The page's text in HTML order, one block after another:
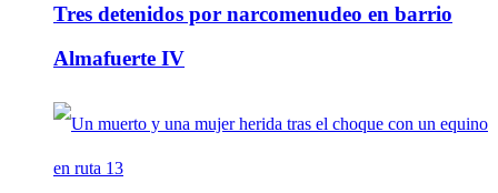
Tres detenidos por narcomenudeo en barrio
Almafuerte IV